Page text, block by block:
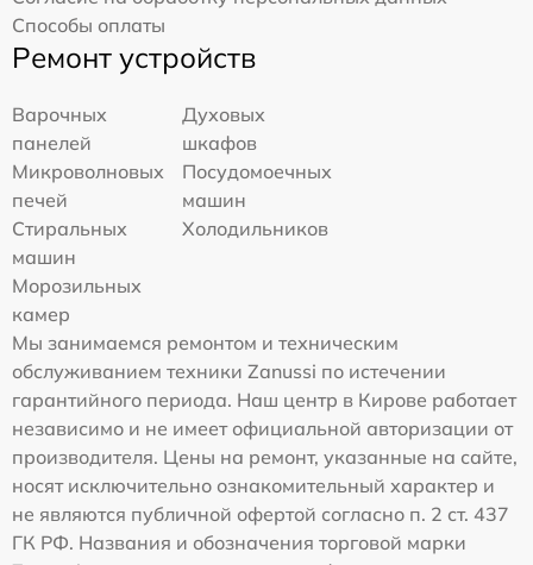
Способы оплаты
Ремонт устройств
Варочных
панелей
Духовых
шкафов
Микроволновых
печей
Посудомоечных
машин
Стиральных
машин
Холодильников
Морозильных
камер
Мы занимаемся ремонтом и техническим
обслуживанием техники Zanussi по истечении
гарантийного периода. Наш центр в Кирове работает
независимо и не имеет официальной авторизации от
производителя. Цены на ремонт, указанные на сайте,
носят исключительно ознакомительный характер и
не являются публичной офертой согласно п. 2 ст. 437
ГК РФ. Названия и обозначения торговой марки